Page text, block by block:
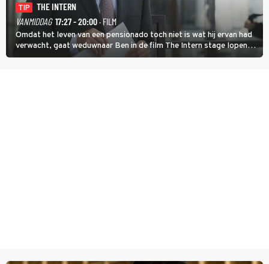
TIP
THE INTERN
VANMIDDAG 17:27 - 20:00· FILM
Omdat het leven van een pensionado toch niet is wat hij ervan had
verwacht, gaat weduwnaar Ben in de film The Intern stage lopen
bij de hippe webwinkel van Jules, wat een gouden zet blijkt te zijn.